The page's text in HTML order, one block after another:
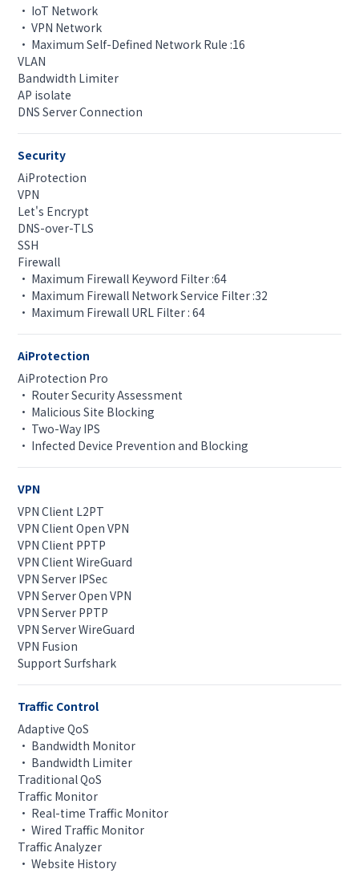
• IoT Network
• VPN Network
• Maximum Self-Defined Network Rule :16
VLAN
Bandwidth Limiter
AP isolate
DNS Server Connection
Security
AiProtection
VPN
Let's Encrypt
DNS-over-TLS
SSH
Firewall
• Maximum Firewall Keyword Filter :64
• Maximum Firewall Network Service Filter :32
• Maximum Firewall URL Filter : 64
AiProtection
AiProtection Pro
• Router Security Assessment
• Malicious Site Blocking
• Two-Way IPS
• Infected Device Prevention and Blocking
VPN
VPN Client L2PT
VPN Client Open VPN
VPN Client PPTP
VPN Client WireGuard
VPN Server IPSec
VPN Server Open VPN
VPN Server PPTP
VPN Server WireGuard
VPN Fusion
Support Surfshark
Traffic Control
Adaptive QoS
• Bandwidth Monitor
• Bandwidth Limiter
Traditional QoS
Traffic Monitor
• Real-time Traffic Monitor
• Wired Traffic Monitor
Traffic Analyzer
• Website History